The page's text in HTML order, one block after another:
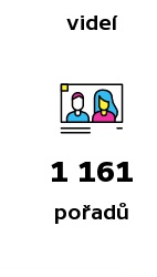
videí
1 161
pořadů